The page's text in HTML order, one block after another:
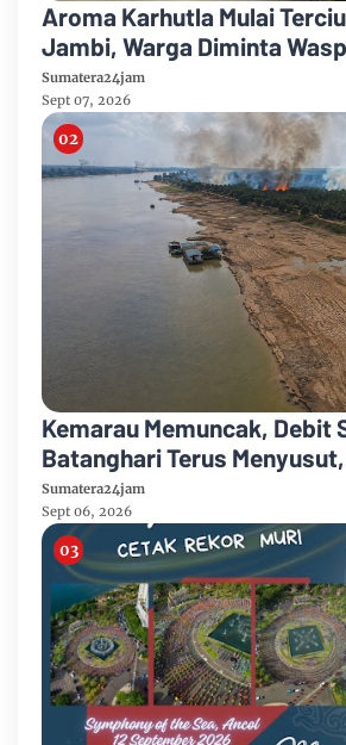
Aroma Karhutla Mulai
Jambi, Warga Diminta
Puncak Kemarau
Sumatera24jam
Sept 07, 2026
Kemarau Memuncak, Debit
Batanghari Terus
Hadapi Ancaman Krisis Air
Karhutla
Sumatera24jam
Sept 06, 2026